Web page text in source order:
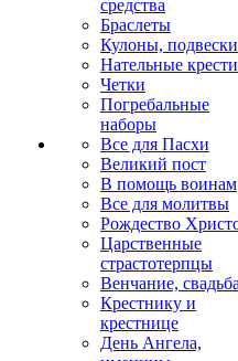
средства
Браслеты
Кулоны, подвески
Нательные
Четки
Погребальные
наборы
Все для Пасхи
Великий пост
В помощь воинам
Все для молитвы
Рождество
Царственные
страстотерпцы
Венчание, свадьба
Крестнику и
крестнице
День Ангела,